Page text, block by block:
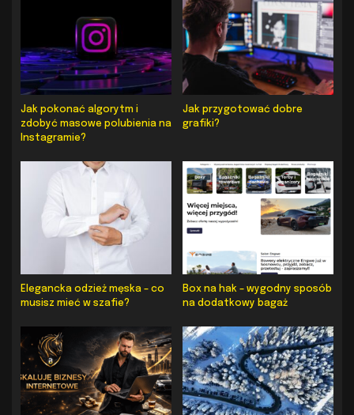
Jak pokonać algorytm i
zdobyć masowe polubienia na
Instagramie?
Jak przygotować dobre
grafiki?
Elegancka odzież męska – co
musisz mieć w szafie?
Box na hak – wygodny sposób
na dodatkowy bagaż